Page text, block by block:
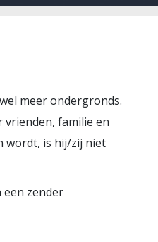
meer ondergronds.
vrienden, familie en
wordt, is hij/zij niet
zender